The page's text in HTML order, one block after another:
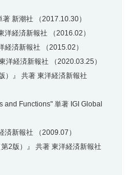
新潮社 （2017.10.30）
洋経済新報社 （2016.02）
済新報社 （2015.02）
洋経済新報社 （2020.03.25）
）』 共著 東洋経済新報社
and Functions" 単著 IGI Global
済新報社 （2009.07）
2版）』 共著 東洋経済新報社